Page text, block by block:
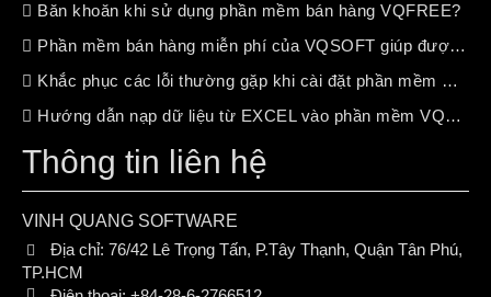
Băn khoăn khi sử dụng phần mềm bán hàng VQFREE?
Phần mềm bán hàng miễn phí của VQSOFT giúp được gì cho bạn ?
Khắc phục các lỗi thường gặp khi cài đặt phần mềm VQSOFT
Hướng dẫn nạp dữ liệu từ EXCEL vào phần mềm VQSOFT
Thông tin liên hệ
VINH QUANG SOFTWARE
Địa chỉ: 76/42 Lê Trọng Tấn, P.Tây Thạnh, Quận Tân Phú,
TP.HCM